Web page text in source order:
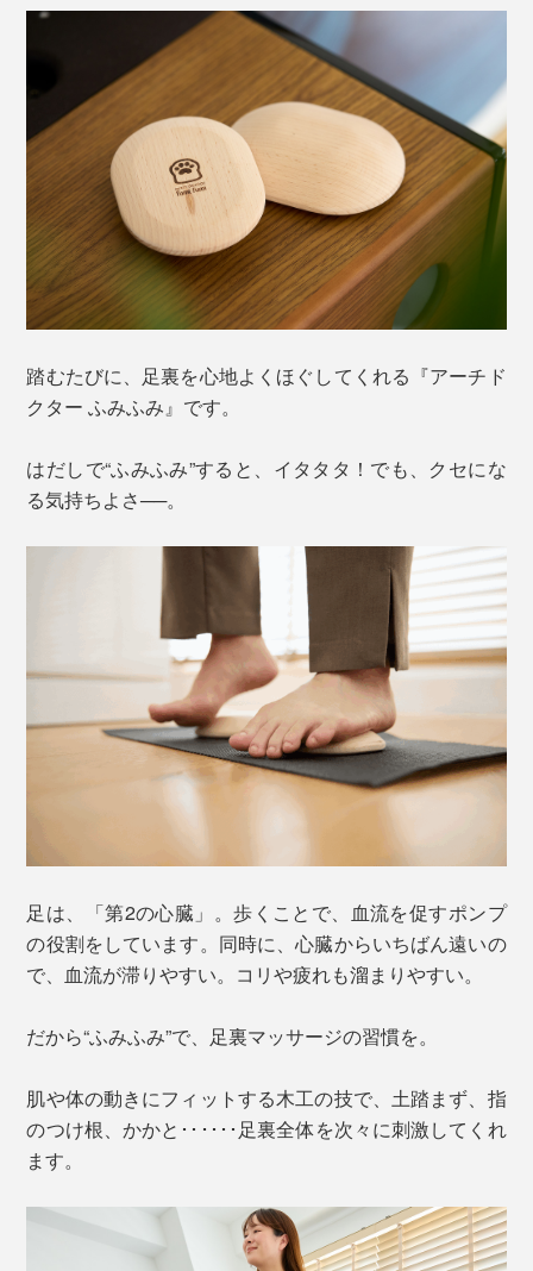
踏むたびに、足裏を心地よくほぐしてくれる『アーチド
クター ふみふみ』です。
はだしで“ふみふみ”すると、イタタタ！でも、クセにな
る気持ちよさ──。
足は、「第2の心臓」。歩くことで、血流を促すポンプ
の役割をしています。同時に、心臓からいちばん遠いの
で、血流が滞りやすい。コリや疲れも溜まりやすい。
だから“ふみふみ”で、足裏マッサージの習慣を。
肌や体の動きにフィットする木工の技で、土踏まず、指
のつけ根、かかと･･････足裏全体を次々に刺激してくれ
ます。